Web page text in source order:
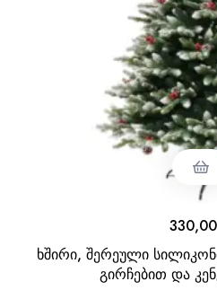
ხშირი, შერეული
გირჩებით და
330,00